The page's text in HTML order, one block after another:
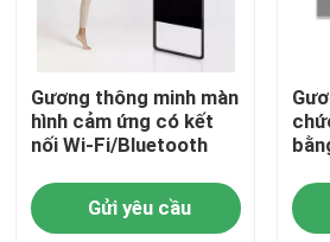
Sản phẩm
Video
Gương thông minh màn
hình cảm ứng có kết
nối Wi-Fi/Bluetooth
Gửi yêu cầu